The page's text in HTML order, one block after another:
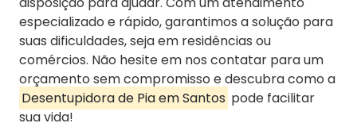
especializado e rápido, garantimos a solução para
suas dificuldades, seja em residências ou
comércios. Não hesite em nos contatar para um
orçamento sem compromisso e descubra como a
Desentupidora de Pia em Santos pode facilitar
sua vida!